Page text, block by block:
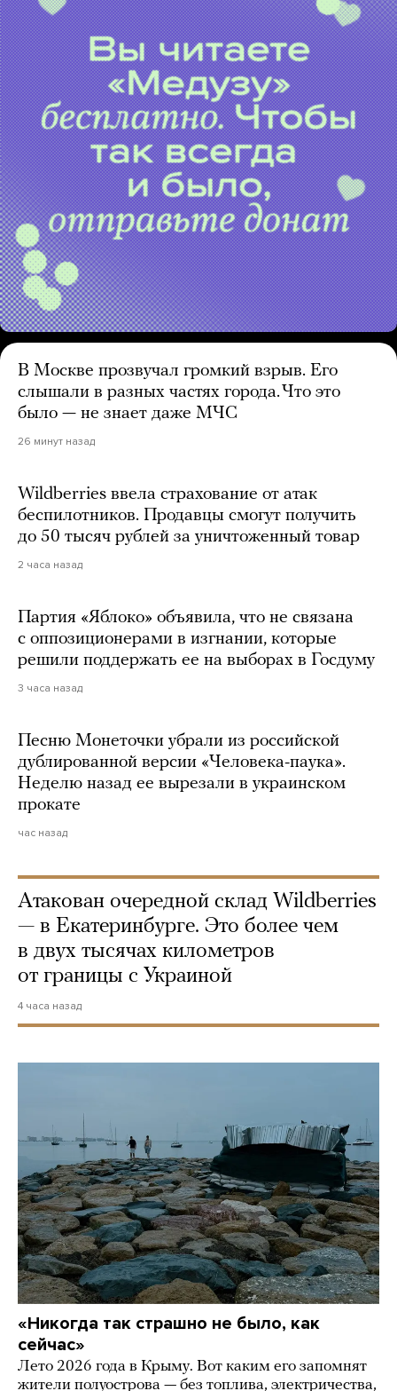
В Москве прозвучал громкий взрыв. Его
слышали в разных частях города. Что это
было — не знает даже МЧС
26 минут назад
Wildberries ввела страхование от атак
беспилотников. Продавцы смогут получить
до 50 тысяч рублей за уничтоженный товар
2 часа назад
Партия «Яблоко» объявила, что не связана
с оппозиционерами в изгнании, которые
решили поддержать ее на выборах в Госдуму
3 часа назад
Песню Монеточки убрали из российской
дублированной версии «Человека-паука».
Неделю назад ее вырезали в украинском
прокате
час назад
Атакован очередной склад Wildberries
— в Екатеринбурге. Это более чем
в двух тысячах километров
от границы с Украиной
4 часа назад
«Никогда так страшно не было, как
сейчас»
Лето 2026 года в Крыму. Вот каким его запомнят
жители полуострова — без топлива, электричества,